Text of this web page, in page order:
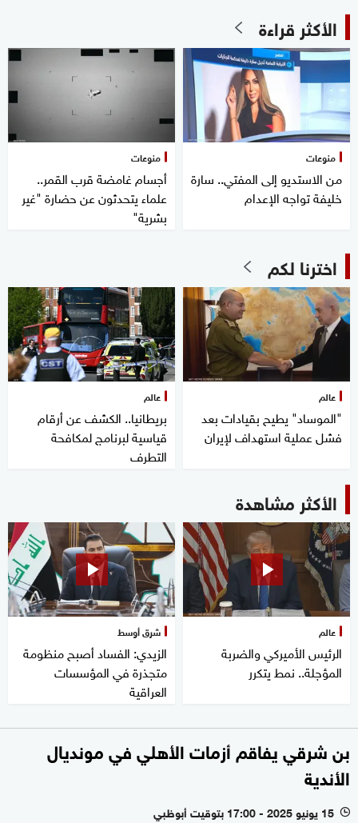
الأكثر قراءة
منوعات
من الاستديو إلى المفتي.. سارة
خليفة تواجه الإعدام
منوعات
أجسام غامضة قرب القمر..
علماء يتحدثون عن حضارة "غير
بشرية"
اخترنا لكم
عالم
"الموساد" يطيح بقيادات بعد
فشل عملية استهداف لإيران
عالم
بريطانيا.. الكشف عن أرقام
قياسية لبرنامج لمكافحة
التطرف
الأكثر مشاهدة
عالم
الرئيس الأميركي والضربة
المؤجلة.. نمط يتكرر
شرق أوسط
الزيدي: الفساد أصبح منظومة
متجذرة في المؤسسات
العراقية
بن شرقي يفاقم أزمات الأهلي في مونديال
الأندية
l 15 يونيو 2025 - 17:00 بتوقيت أبوظبي